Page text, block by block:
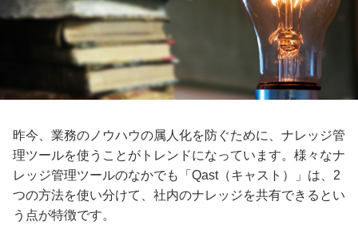
昨今、業務のノウハウの属人化を防ぐために、ナレッジ管
理ツールを使うことがトレンドになっています。様々なナ
レッジ管理ツールのなかでも「Qast（キャスト）」は、2
つの方法を使い分けて、社内のナレッジを共有できるとい
う点が特徴です。